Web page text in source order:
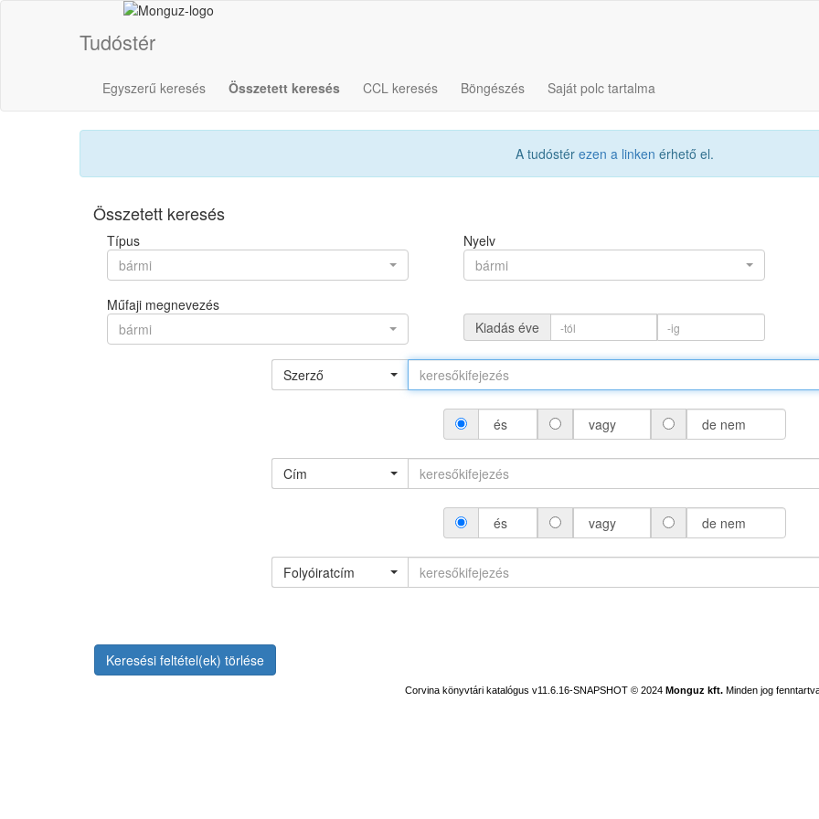
Tudóstér
Egyszerű keresés Összetett keresés CCL keresés Böngészés Saját polc tartalma
A tudóstér ezen a linken érhető el.
Összetett keresés
Típus
bármi
Nyelv
bármi
Műfaji megnevezés
bármi
Kiadás éve
Szerző
és vagy de nem
Cím
és vagy de nem
Folyóiratcím
Keresési feltétel(ek) törlése
Corvina könyvtári katalógus v11.6.16-SNAPSHOT © 2024 Monguz kft. Minden jog